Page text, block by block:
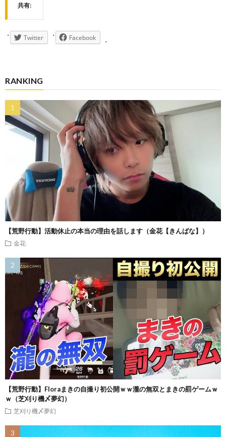
共有:
Twitter Facebook
RANKING
【荒野行動】活動休止の本当の理由を話します（金花【きんばな】）
金花
【荒野行動】Floraまきの自撮り初公開ｗｗ瀧の無双とまきの罰ゲームｗ
ｗ（芝刈り機〆夢幻）
芝刈り機〆夢幻